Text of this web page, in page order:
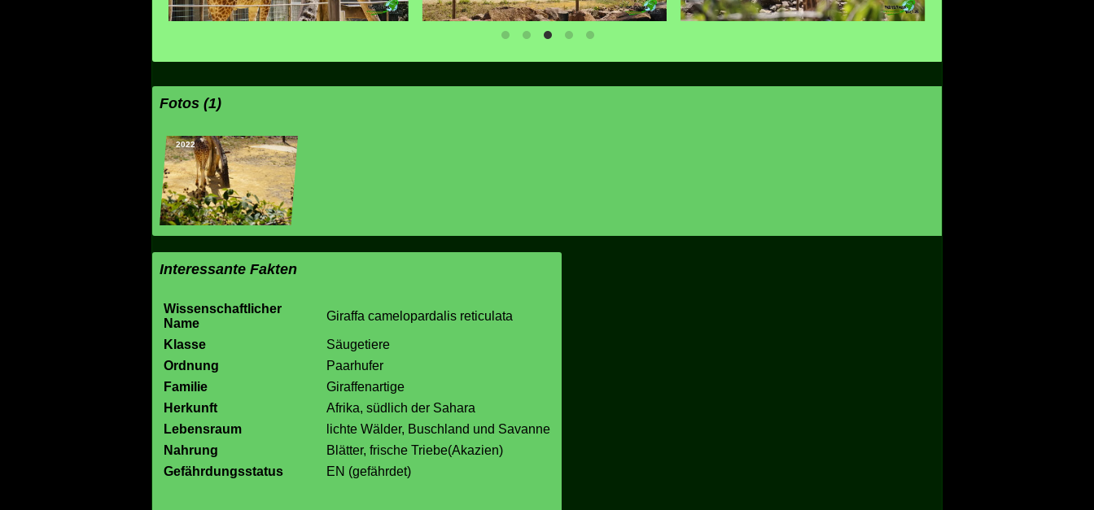
Fotos (1)
2022
Interessante Fakten
Wissenschaftlicher
Name
Giraffa camelopardalis reticulata
Klasse
Säugetiere
Ordnung
Paarhufer
Familie
Giraffenartige
Herkunft
Afrika, südlich der Sahara
Lebensraum
lichte Wälder, Buschland und Savanne
Nahrung
Blätter, frische Triebe(Akazien)
Gefährdungsstatus
EN (gefährdet)